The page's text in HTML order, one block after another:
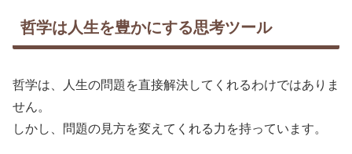
哲学は人生を豊かにする思考ツール
哲学は、人生の問題を直接解決してくれるわけではありま
せん。
しかし、問題の見方を変えてくれる力を持っています。